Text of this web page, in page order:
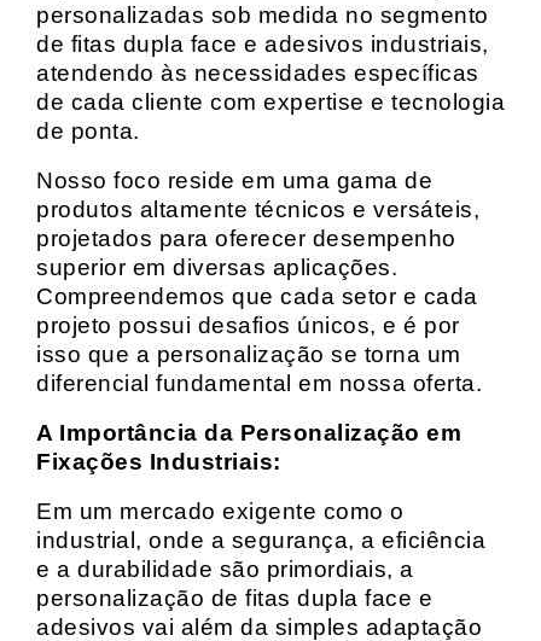
personalizadas sob medida no segmento
de fitas dupla face e adesivos industriais,
atendendo às necessidades específicas
de cada cliente com expertise e tecnologia
de ponta.
Nosso foco reside em uma gama de
produtos altamente técnicos e versáteis,
projetados para oferecer desempenho
superior em diversas aplicações.
Compreendemos que cada setor e cada
projeto possui desafios únicos, e é por
isso que a personalização se torna um
diferencial fundamental em nossa oferta.
A Importância da Personalização em
Fixações Industriais:
Em um mercado exigente como o
industrial, onde a segurança, a eficiência
e a durabilidade são primordiais, a
personalização de fitas dupla face e
adesivos vai além da simples adaptação